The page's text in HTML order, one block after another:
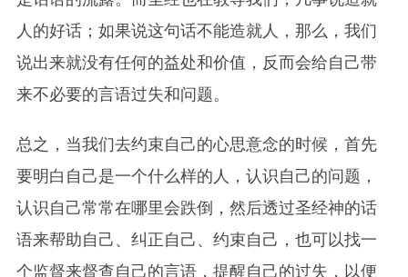
人的好话；如果说这句话不能造就人，那么，我们
说出来就没有任何的益处和价值，反而会给自己带
来不必要的言语过失和问题。
总之，当我们去约束自己的心思意念的时候，首先
要明白自己是一个什么样的人，认识自己的问题，
认识自己常常在哪里会跌倒，然后透过圣经神的话
语来帮助自己、纠正自己、约束自己，也可以找一
个监督来督查自己的言语，提醒自己的过失，以便